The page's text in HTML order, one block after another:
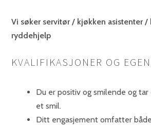
Vi søker servitør / kjøkken asistenter /
ryddehjelp
KVALIFIKASJONER OG
Du er positiv og smilende og
et smil.
Ditt engasjement omfatter